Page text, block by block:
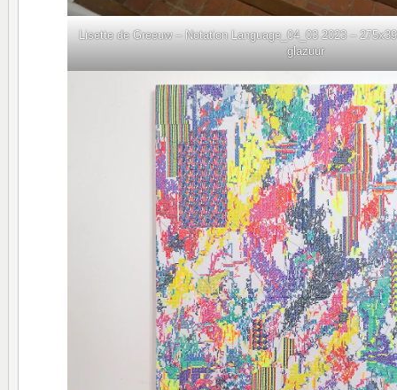
Lisette de Greeuw – Notation Language_04_03 2023 –
glazuur